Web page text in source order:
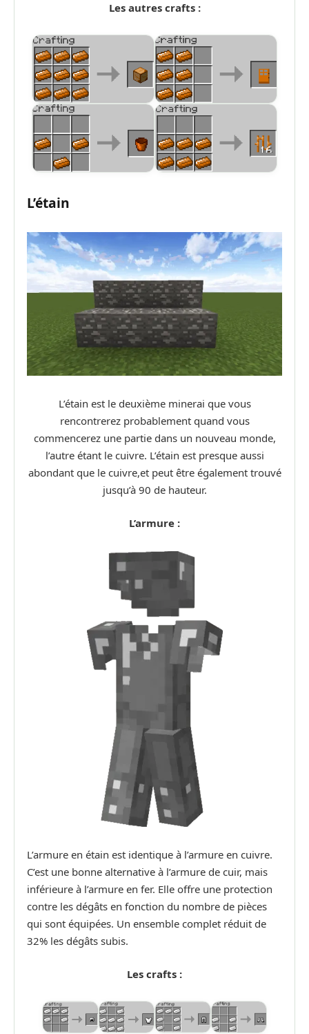
Les autres crafts :
L’étain
L’étain est le deuxième minerai que vous
rencontrerez probablement quand vous
commencerez une partie dans un nouveau monde,
l’autre étant le cuivre. L’étain est presque aussi
abondant que le cuivre,et peut être également trouvé
jusqu’à 90 de hauteur.
L’armure :
L’armure en étain est identique à l’armure en cuivre.
C’est une bonne alternative à l’armure de cuir, mais
inférieure à l’armure en fer. Elle offre une protection
contre les dégâts en fonction du nombre de pièces
qui sont équipées. Un ensemble complet réduit de
32% les dégâts subis.
Les crafts :